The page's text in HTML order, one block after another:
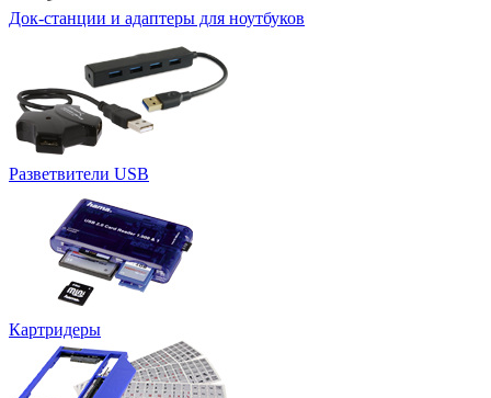
Док-станции и адаптеры для ноутбуков
Разветвители USB
Картридеры